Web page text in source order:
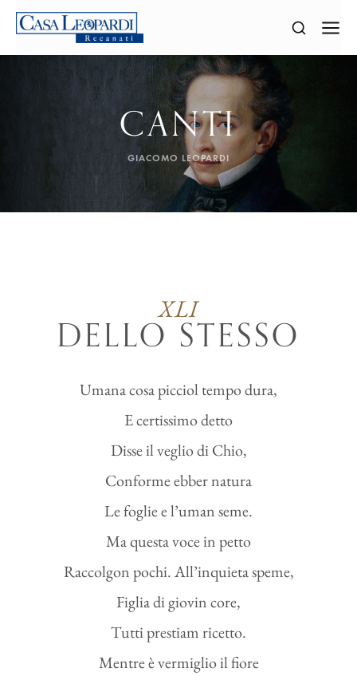
CANTI
GIACOMO LEOPARDI
XLI
DELLO STESSO
Umana cosa picciol tempo dura,
E certissimo detto
Disse il veglio di Chio,
Conforme ebber natura
Le foglie e l’uman seme.
Ma questa voce in petto
Raccolgon pochi. All’inquieta speme,
Figlia di giovin core,
Tutti prestiam ricetto.
Mentre è vermiglio il fiore